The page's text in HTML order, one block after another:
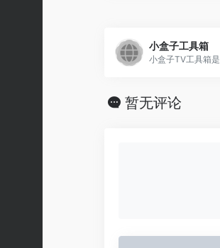
小盒子工具箱
暂无评论